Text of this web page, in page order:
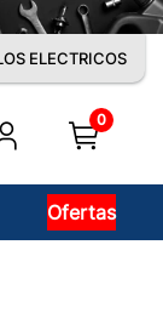
ELECTRICOS
0
Ofertas